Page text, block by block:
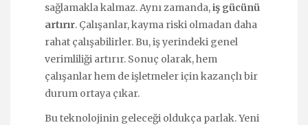
sağlamakla kalmaz. Aynı zamanda,iş gücünü
artırır. Çalışanlar, kayma riski olmadan daha
rahat çalışabilirler. Bu, iş yerindeki genel
verimliliği artırır. Sonuç olarak, hem
çalışanlar hem de işletmeler için kazançlı bir
durum ortaya çıkar.
Bu teknolojinin geleceği oldukça parlak. Yeni